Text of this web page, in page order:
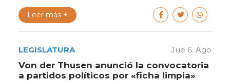
Leer más +
LEGISLATURA Jue 6. Ago
Von der Thusen anunció la convocatoria
a partidos políticos por «ficha limpia»